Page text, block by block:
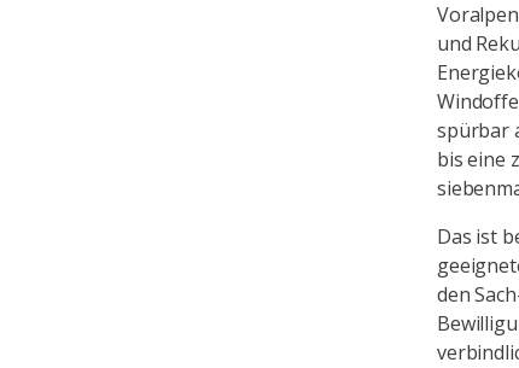
und
spürbar
bis eine
Das ist
den